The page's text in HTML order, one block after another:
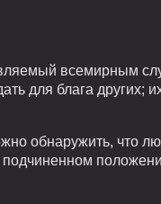
всемирным
для блага других;
обнаружить, что
подчиненном